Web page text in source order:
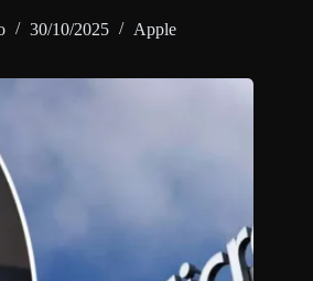
30/10/2025 Apple